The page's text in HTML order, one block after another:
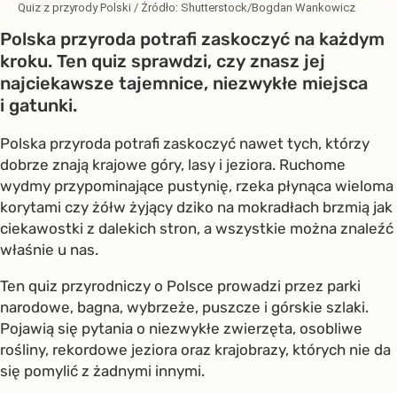
Quiz z przyrody Polski / Źródło: Shutterstock/Bogdan Wankowicz
Polska przyroda potrafi zaskoczyć na każdym
kroku. Ten quiz sprawdzi, czy znasz jej
najciekawsze tajemnice, niezwykłe miejsca
i gatunki.
Polska przyroda potrafi zaskoczyć nawet tych, którzy
dobrze znają krajowe góry, lasy i jeziora. Ruchome
wydmy przypominające pustynię, rzeka płynąca wieloma
korytami czy żółw żyjący dziko na mokradłach brzmią jak
ciekawostki z dalekich stron, a wszystkie można znaleźć
właśnie u nas.
Ten quiz przyrodniczy o Polsce prowadzi przez parki
narodowe, bagna, wybrzeże, puszcze i górskie szlaki.
Pojawią się pytania o niezwykłe zwierzęta, osobliwe
rośliny, rekordowe jeziora oraz krajobrazy, których nie da
się pomylić z żadnymi innymi.